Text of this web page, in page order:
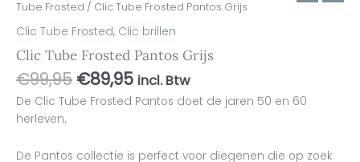
Tube Frosted / Clic Tube Frosted Pantos Grijs
Clic Tube Frosted, Clic brillen
Clic Tube Frosted Pantos Grijs
€99,95 €89,95 incl. Btw
De Clic Tube Frosted Pantos doet de jaren 50 en 60
herleven.
De Pantos collectie is perfect voor diegenen die op zoek